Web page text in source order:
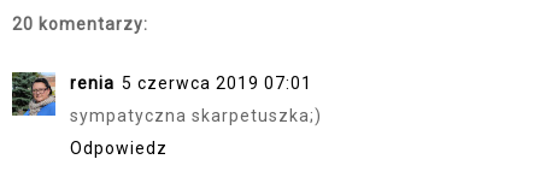
20 komentarzy:
renia 5 czerwca 2019 07:01
sympatyczna skarpetuszka;)
Odpowiedz